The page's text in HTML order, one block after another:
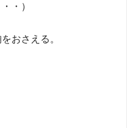
・）
おさえる。